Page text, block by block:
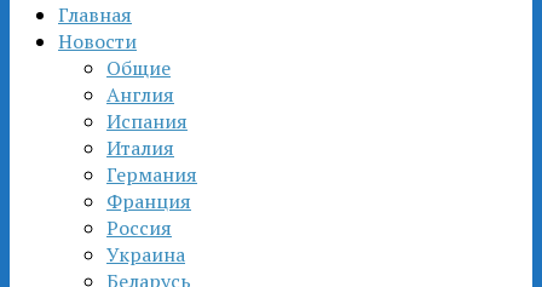
Главная
Новости
Общие
Англия
Испания
Италия
Германия
Франция
Россия
Украина
Беларусь